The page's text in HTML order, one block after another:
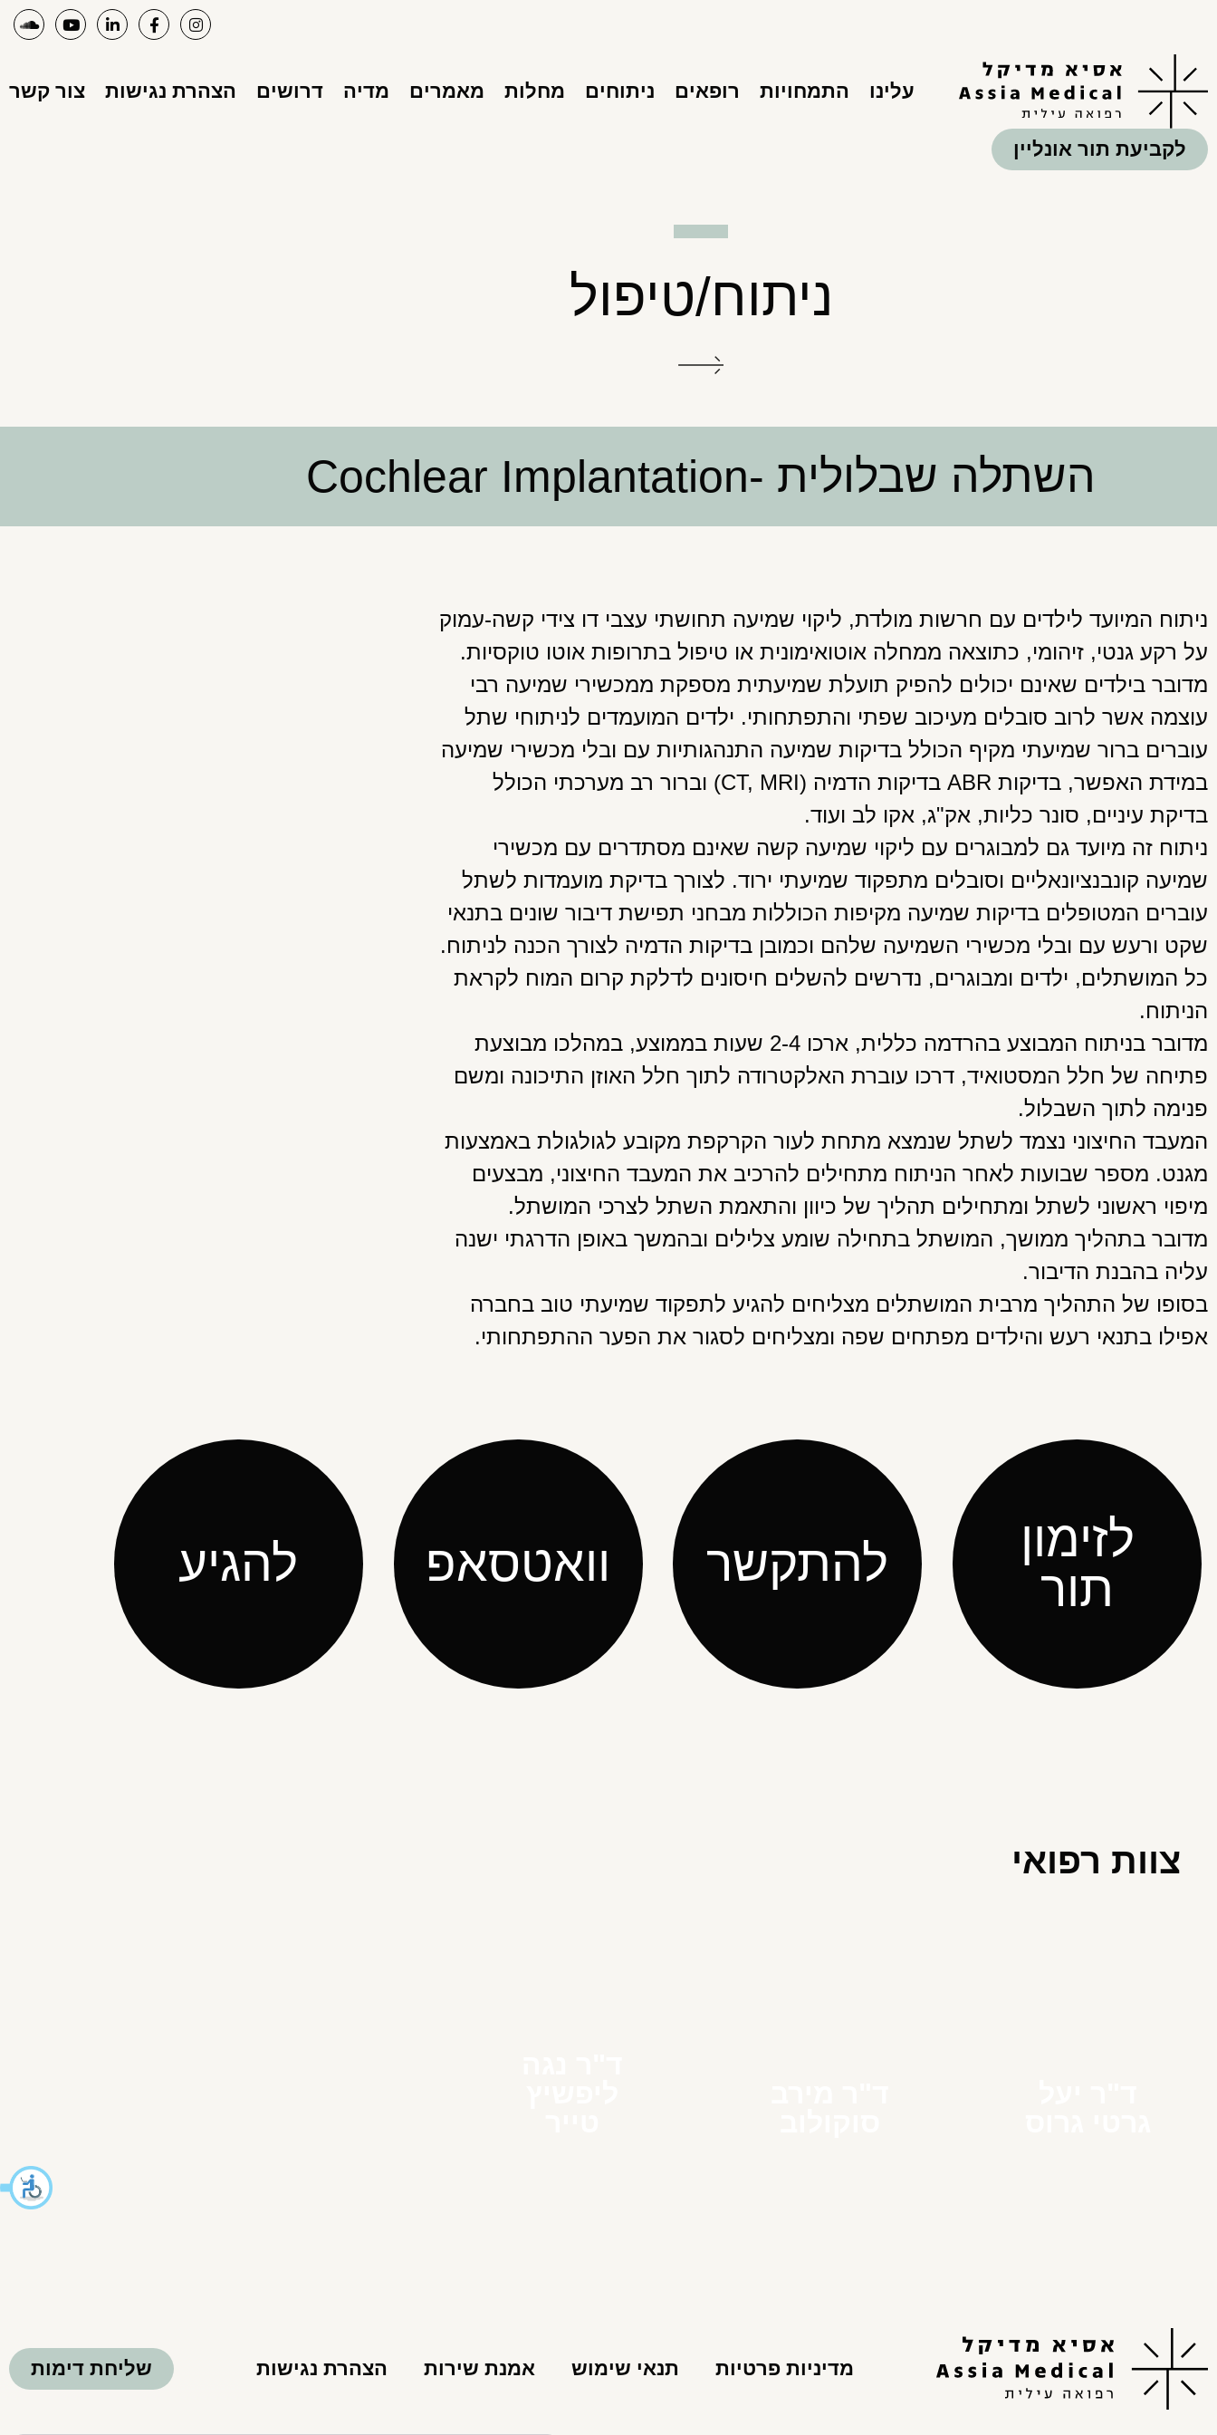
עלינו התמחויות רופאים ניתוחים מחלות מאמרים מדיה דרושים הצהרת נגישות צור קשר
לקביעת תור אונליין
ניתוח/טיפול
השתלה שבלולית -Cochlear Implantation
ניתוח המיועד לילדים עם חרשות מולדת, ליקוי שמיעה תחושתי עצבי דו צידי קשה-עמוק
על רקע גנטי, זיהומי, כתוצאה ממחלה אוטואימונית או טיפול בתרופות אוטו טוקסיות.
מדובר בילדים שאינם יכולים להפיק תועלת שמיעתית מספקת ממכשירי שמיעה רבי
עוצמה אשר לרוב סובלים מעיכוב שפתי והתפתחותי. ילדים המועמדים לניתוחי שתל
עוברים ברור שמיעתי מקיף הכולל בדיקות שמיעה התנהגותיות עם ובלי מכשירי שמיעה
במידת האפשר, בדיקות ABR בדיקות הדמיה (CT, MRI) וברור רב מערכתי הכולל
בדיקת עיניים, סונר כליות, אק"ג, אקו לב ועוד.
ניתוח זה מיועד גם למבוגרים עם ליקוי שמיעה קשה שאינם מסתדרים עם מכשירי
שמיעה קונבנציונאליים וסובלים מתפקוד שמיעתי ירוד. לצורך בדיקת מועמדות לשתל
עוברים המטופלים בדיקות שמיעה מקיפות הכוללות מבחני תפישת דיבור שונים בתנאי
שקט ורעש עם ובלי מכשירי השמיעה שלהם וכמובן בדיקות הדמיה לצורך הכנה לניתוח.
כל המושתלים, ילדים ומבוגרים, נדרשים להשלים חיסונים לדלקת קרום המוח לקראת
הניתוח.
מדובר בניתוח המבוצע בהרדמה כללית, ארכו 2-4 שעות בממוצע, במהלכו מבוצעת
פתיחה של חלל המסטואיד, דרכו עוברת האלקטרודה לתוך חלל האוזן התיכונה ומשם
פנימה לתוך השבלול.
המעבד החיצוני נצמד לשתל שנמצא מתחת לעור הקרקפת מקובע לגולגולת באמצעות
מגנט. מספר שבועות לאחר הניתוח מתחילים להרכיב את המעבד החיצוני, מבצעים
מיפוי ראשוני לשתל ומתחילים תהליך של כיוון והתאמת השתל לצרכי המושתל.
מדובר בתהליך ממושך, המושתל בתחילה שומע צלילים ובהמשך באופן הדרגתי ישנה
עליה בהבנת הדיבור.
בסופו של התהליך מרבית המושתלים מצליחים להגיע לתפקוד שמיעתי טוב בחברה
אפילו בתנאי רעש והילדים מפתחים שפה ומצליחים לסגור את הפער ההתפתחותי.
לזימון
תור
להתקשר וואטסאפ להגיע
צוות רפואי
מדיניות פרטיות תנאי שימוש אמנת שירות הצהרת נגישות שליחת דימות